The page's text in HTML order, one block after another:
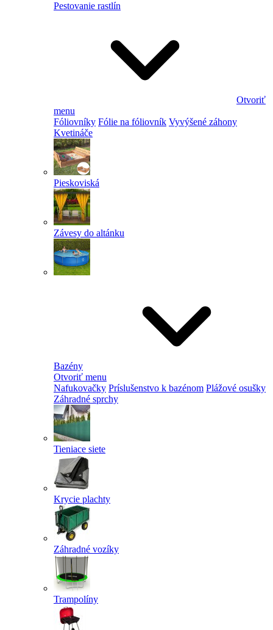
Pestovanie rastlín
Otvoriť
menu
Fóliovníky Fólie na fóliovník Vyvýšené záhony
Kvetináče
Pieskoviská
Závesy do altánku
Bazény
Otvoriť menu
Nafukovačky Príslušenstvo k bazénom Plážové osušky
Záhradné sprchy
Tieniace siete
Krycie plachty
Záhradné vozíky
Trampolíny